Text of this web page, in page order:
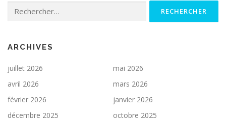
ARCHIVES
juillet 2026
mai 2026
avril 2026
mars 2026
février 2026
janvier 2026
décembre 2025
octobre 2025